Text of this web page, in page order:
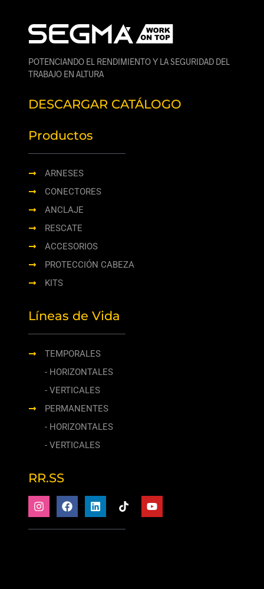
POTENCIANDO EL RENDIMIENTO Y LA SEGURIDAD DEL
TRABAJO EN ALTURA
DESCARGAR CATÁLOGO
Productos
ARNESES
CONECTORES
ANCLAJE
RESCATE
ACCESORIOS
PROTECCIÓN CABEZA
KITS
Líneas de Vida
TEMPORALES
- HORIZONTALES
- VERTICALES
PERMANENTES
- HORIZONTALES
- VERTICALES
RR.SS